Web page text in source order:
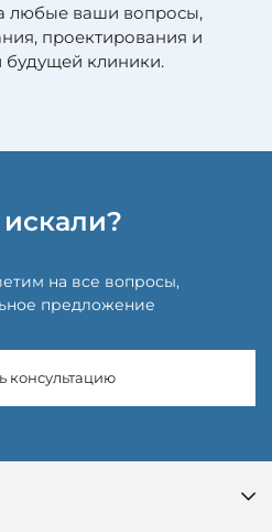
любые ваши вопросы,
проектирования и
клиники.
на все вопросы,
предложение
консультацию